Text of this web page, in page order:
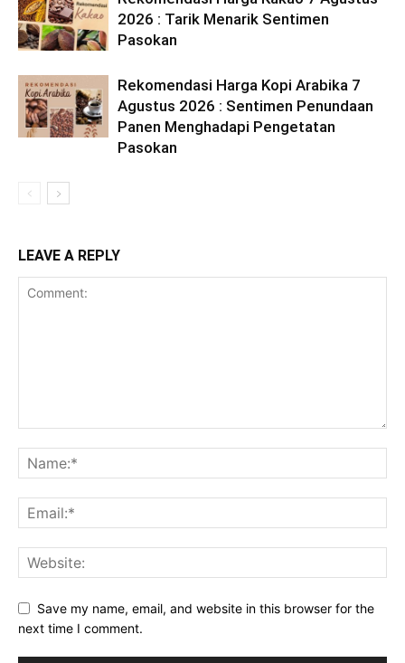
2026 : Tarik Menarik Sentimen
Pasokan
Rekomendasi Harga Kopi Arabika 7
Agustus 2026 : Sentimen Penundaan
Panen Menghadapi Pengetatan
Pasokan
LEAVE A REPLY
Save my name, email, and website in this browser for the
next time I comment.